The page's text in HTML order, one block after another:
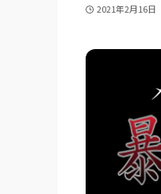
2021年2月16日